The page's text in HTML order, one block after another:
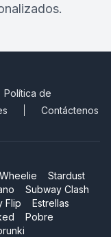
Política de
Contáctenos
Stardust
Subway Clash
Flip
Estrellas
Pobre